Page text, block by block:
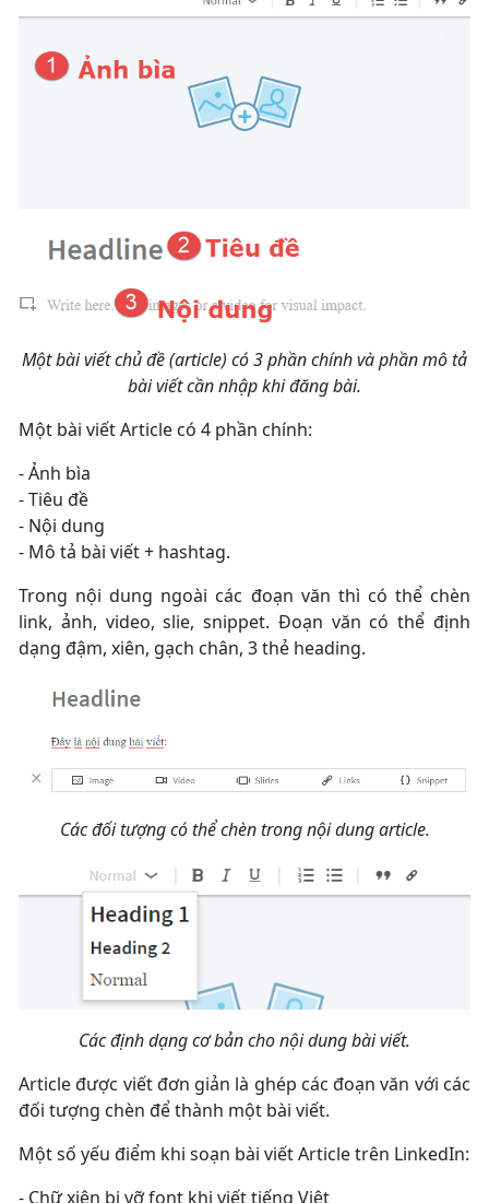
Một bài viết chủ đề (article) có 3 phần chính và phần mô tả
bài viết cần nhập khi đăng bài.
Một bài viết Article có 4 phần chính:
- Ảnh bìa
- Tiêu đề
- Nội dung
- Mô tả bài viết + hashtag.
Trong nội dung ngoài các đoạn văn thì có thể chèn
link, ảnh, video, slie, snippet. Đoạn văn có thể định
dạng đậm, xiên, gạch chân, 3 thẻ heading.
Các đối tượng có thể chèn trong nội dung article.
Các định dạng cơ bản cho nội dung bài viết.
Article được viết đơn giản là ghép các đoạn văn với các
đối tượng chèn để thành một bài viết.
Một số yếu điểm khi soạn bài viết Article trên LinkedIn:
- Chữ xiên bị vỡ font khi viết tiếng Việt